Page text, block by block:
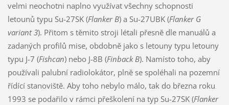
velmi neochotni naplno využívat všechny schopnosti
letounů typu Su-27SK (Flanker B) a Su-27UBK (Flanker G
variant 3). Přitom s těmito stroji létali přesně dle manuálů a
zadaných profilů mise, obdobně jako s letouny typu letouny
typu J-7 (Fishcan) nebo J-8B (Finback B). Namísto toho, aby
používali palubní radiolokátor, plně se spoléhali na pozemní
řídící stanoviště. Aby toho nebylo málo, tak do března roku
1993 se podařilo v rámci přeškolení na typ Su-27SK (Flanker